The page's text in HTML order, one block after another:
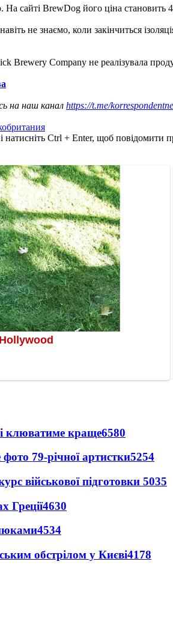
BrewDog його ціна становить
не знаємо, коли закінчиться
Brewery Company не реалізувала
на наш канал https://t.me/
натисніть Ctrl + Enter, щоб повідомити
клюватиме краще6580
79-річної артистки5254
військової підготовки 5035
Греції4630
4534
обстрілом у Києві4178